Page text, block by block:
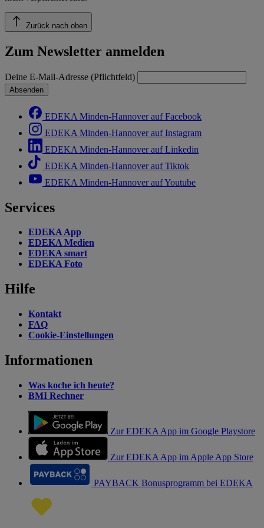
Zurück nach oben
Zum Newsletter anmelden
Deine E-Mail-Adresse (Pflichtfeld)
Absenden
EDEKA Minden-Hannover auf Facebook
EDEKA Minden-Hannover auf Instagram
EDEKA Minden-Hannover auf Linkedin
EDEKA Minden-Hannover auf Tiktok
EDEKA Minden-Hannover auf Youtube
Services
EDEKA App
EDEKA Medien
EDEKA smart
EDEKA Foto
Hilfe
Kontakt
FAQ
Cookie-Einstellungen
Informationen
Was koche ich heute?
BMI Rechner
Zur EDEKA App im Google Playstore
Zur EDEKA App im Apple App Store
PAYBACK Bonusprogramm bei EDEKA